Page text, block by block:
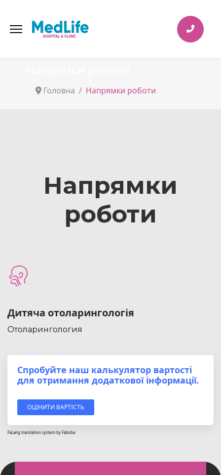
Головна Напрямки роботи
Напрямки
роботи
Дитяча отоларингологія
Отоларингология
Спробуйте наш калькулятор вартості
для отримання додаткової інформації.
ОЦІНИТИ ВАРТІСТЬ
FaLang translation system by Faboba